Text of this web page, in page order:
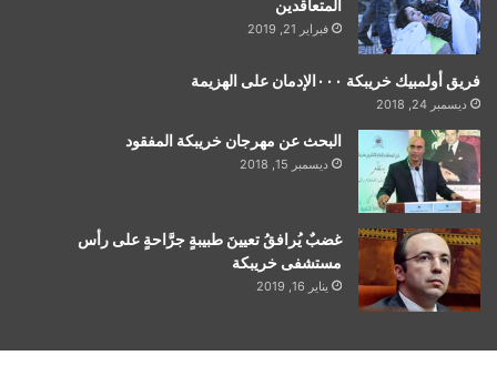
المتعاقدين
فبراير 21, 2019
فريق أولمبيك خريبكة ٠٠٠الإدمان على الهزيمة
ديسمبر 24, 2018
البحث عن مهرجان خريبكة المفقود
ديسمبر 15, 2018
غضبٌ يُرافقُ تعيينَ طبيبةٍ جرَّاحةٍ على رأس
مستشفى خريبكة
يناير 16, 2019